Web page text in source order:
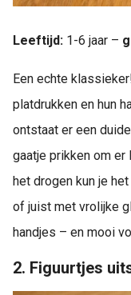
Leeftijd: 1-6 jaar –
Een echte
platdrukken en hun
ontstaat er een
gaatje prikken om er
het drogen kun je
of juist met vrolijke
handjes – en mooi
2. Figuurtjes